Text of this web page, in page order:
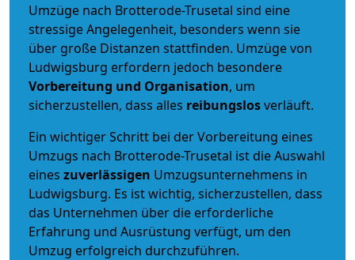
Umzüge nach Brotterode-Trusetal sind eine
stressige Angelegenheit, besonders wenn sie
über große Distanzen stattfinden. Umzüge von
Ludwigsburg erfordern jedoch besondere
Vorbereitung und Organisation, um
sicherzustellen, dass alles reibungslosverläuft.
Ein wichtiger Schritt bei der Vorbereitung eines
Umzugs nach Brotterode-Trusetal ist die Auswahl
eines zuverlässigen Umzugsunternehmens in
Ludwigsburg. Es ist wichtig, sicherzustellen, dass
das Unternehmen über die erforderliche
Erfahrung und Ausrüstung verfügt, um den
Umzug erfolgreich durchzuführen.